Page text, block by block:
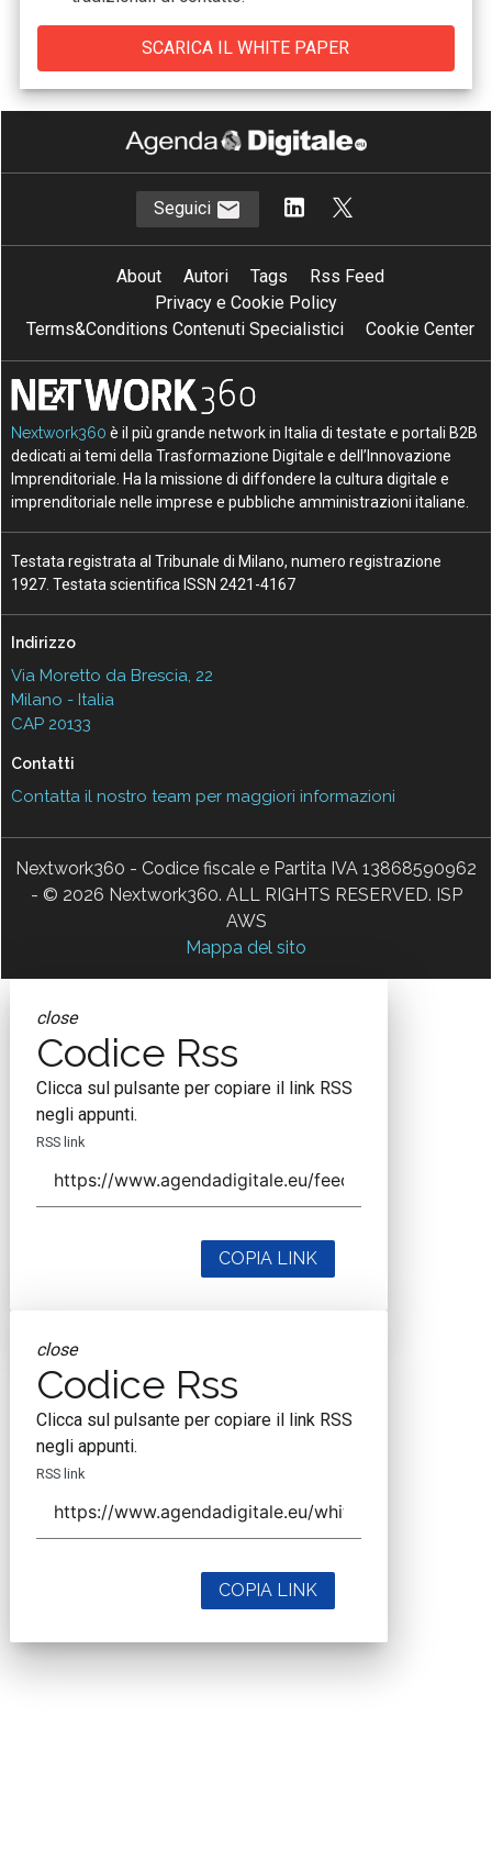
Seguici
About Autori Tags
Rss Feed
Privacy e Cookie Policy
Terms&Conditions Contenuti Specialistici
Cookie Center
Nextwork360 è il più grande network in Italia di testate e portali B2B
dedicati ai temi della Trasformazione Digitale e dell’Innovazione
Imprenditoriale. Ha la missione di diffondere la cultura digitale e
imprenditoriale nelle imprese e pubbliche amministrazioni italiane.
Testata registrata al Tribunale di Milano, numero registrazione
1927. Testata scientifica ISSN 2421-4167
Indirizzo
Via Moretto da Brescia, 22
Milano - Italia
CAP 20133
Contatti
Contatta il nostro team per maggiori informazioni
Nextwork360 - Codice fiscale e Partita IVA 13868590962
- © 2026 Nextwork360. ALL RIGHTS RESERVED. ISP
AWS
Mappa del sito
close
Codice Rss
Clicca sul pulsante per copiare il link RSS
negli appunti.
RSS link
COPIA LINK
close
Codice Rss
Clicca sul pulsante per copiare il link RSS
negli appunti.
RSS link
COPIA LINK